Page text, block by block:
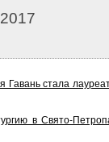
Гавань стала
в Свято-